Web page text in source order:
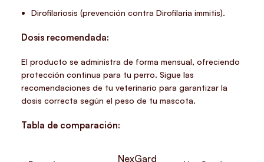
Dirofilariosis (prevención contra Dirofilaria immitis).
Dosis recomendada:
El producto se administra de forma mensual, ofreciendo
protección continua para tu perro. Sigue las
recomendaciones de tu veterinario para garantizar la
dosis correcta según el peso de tu mascota.
Tabla de comparación:
NexGard